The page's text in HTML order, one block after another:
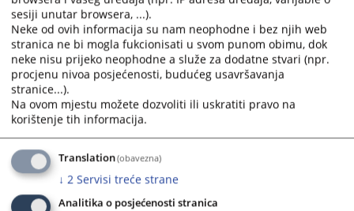
sesiji unutar browsera, ...).
Neke od ovih informacija su nam neophodne i bez njih web
stranica ne bi mogla fukcionisati u svom punom obimu, dok
neke nisu prijeko neophodne a služe za dodatne stvari (npr.
procjenu nivoa posjećenosti, budućeg usavršavanja
stranice...).
Na ovom mjestu možete dozvoliti ili uskratiti pravo na
korištenje tih informacija.
Translation(obavezna)
↓ 2 Servisi treće strane
Analitika o posjećenosti stranica